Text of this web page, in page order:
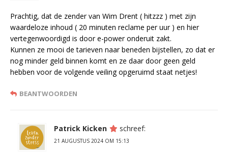
Prachtig, dat de zender van Wim Drent ( hitzzz ) met zijn
waardeloze inhoud ( 20 minuten reclame per uur ) en hier
vertegenwoordigd is door e-power onderuit zakt.
Kunnen ze mooi de tarieven naar beneden bijstellen, zo dat er
nog minder geld binnen komt en ze daar door geen geld
hebben voor de volgende veiling opgeruimd staat netjes!
BEANTWOORDEN
Patrick Kicken schreef:
21 AUGUSTUS 2024 OM 15:13